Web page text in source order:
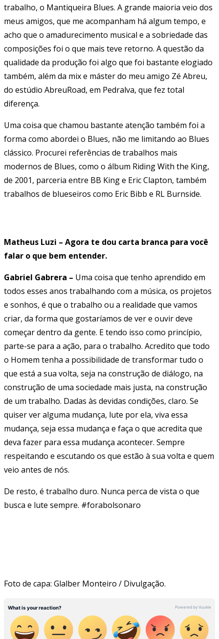
trabalho, o Mantiqueira Blues. A grande maioria veio dos
meus amigos, que me acompanham há algum tempo, e
acho que o amadurecimento musical e a sobriedade das
composições foi o que mais teve retorno. A questão da
qualidade da produção foi algo que foi bastante elogiado
também, além da mix e máster do meu amigo Zé Abreu,
do estúdio AbreuRoad, em Pedralva, que fez total
diferença.
Uma coisa que chamou bastante atenção também foi a
forma como abordei o Blues, não me limitando ao Blues
clássico. Procurei referências de trabalhos mais
modernos de Blues, como o álbum Riding With the King,
de 2001, parceria entre BB King e Eric Clapton, também
trabalhos de blueseiros como Eric Bibb e RL Burnside.
Matheus Luzi – Agora te dou carta branca para você
falar o que bem entender.
Gabriel Gabrera – Uma coisa que tenho aprendido em
todos esses anos trabalhando com a música, os projetos
e sonhos, é que o trabalho ou a realidade que vamos
criar, da forma que gostaríamos de ver e ouvir deve
começar dentro da gente. E tendo isso como princípio,
parte-se para a ação, para o trabalho. Acredito que todo
o Homem tenha a possibilidade de transformar tudo o
que está a sua volta, seja na construção de diálogo, na
construção de uma sociedade mais justa, na construção
de um trabalho. Dadas às devidas condições, claro. Se
quiser ver alguma mudança, lute por ela, viva essa
mudança, seja essa mudança e faça o que acredita que
deva fazer para essa mudança acontecer. Sempre
respeitando e escutando os que estão à sua volta e quem
veio antes de nós.
De resto, é trabalho duro. Nunca perca de vista o que
busca e lute sempre. #forabolsonaro
Foto de capa: Glalber Monteiro / Divulgação.